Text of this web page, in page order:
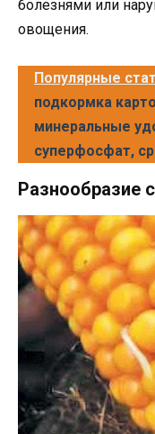
болезнями или
овощения.
Популярные
подкормка
минеральные
суперфосфат,
Разнообразие